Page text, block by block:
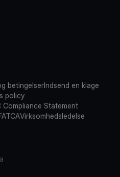
betingelserIndsend en klage
policy
Compliance Statement
Virksomhedsledelse